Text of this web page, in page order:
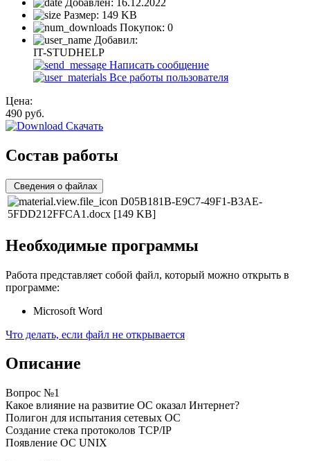
Размер: 149 KB
Покупок: 0
Добавил:
IT-STUDHELP
Написать сообщение
Все работы пользователя
Цена:
490 руб.
Скачать
Состав работы
Сведения о файлах
D05B181B-E9C7-49F1-B3AE-
5FDD212FFCA1.docx [149 KB]
Необходимые программы
Работа представляет собой файл, который можно открыть в
программе:
Microsoft Word
Что делать, если файл не открывается
Описание
Вопрос №1
Какое влияние на развитие ОС оказал Интернет?
Полигон для испытания сетевых ОС
Создание стека протоколов ТСР/IP
Появление ОС UNIX